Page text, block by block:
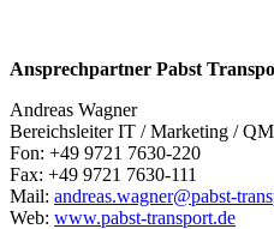
Ansprechpartner Pabst
Andreas Wagner
Bereichsleiter IT / Marketing / QM
Fon: +49 9721 7630-220
Fax: +49 9721 7630-111
Mail: andreas.wagner@pabst-
Web: www.pabst-transport.de